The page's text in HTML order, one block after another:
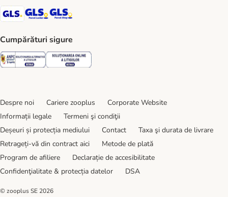
GLS Shipping Method
GLS Locker Shipping Method
Cumpărături sigure
Security Security
Despre noi Cariere zooplus
Corporate Website
Informații legale
Termeni şi condiţii
Deșeuri și protecția mediului
Contact
Taxa şi durata de livrare
Retrageți-vă din contract aici
Metode de plată
Program de afiliere
Declarație de accesibilitate
Confidenţialitate & protecția datelor
DSA
© zooplus SE 2026